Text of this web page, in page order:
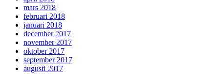
mars 2018
februari 2018
januari 2018
december 2017
november 2017
oktober 2017
september 2017
augusti 2017